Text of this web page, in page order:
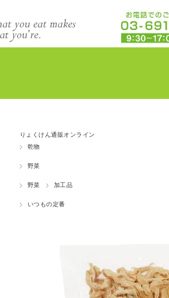
りょくけん通販オンライン
乾物
野菜
野菜 加工品
いつもの定番